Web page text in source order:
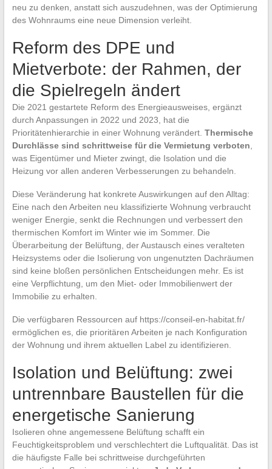
neu zu denken, anstatt sich auszudehnen, was der Optimierung
des Wohnraums eine neue Dimension verleiht.
Reform des DPE und
Mietverbote: der Rahmen, der
die Spielregeln ändert
Die 2021 gestartete Reform des Energieausweises, ergänzt
durch Anpassungen in 2022 und 2023, hat die
Prioritätenhierarchie in einer Wohnung verändert. Thermische
Durchlässe sind schrittweise für die Vermietung verboten
was Eigentümer und Mieter zwingt, die Isolation und die
Heizung vor allen anderen Verbesserungen zu behandeln.
Diese Veränderung hat konkrete Auswirkungen auf den Alltag:
Eine nach den Arbeiten neu klassifizierte Wohnung verbraucht
weniger Energie, senkt die Rechnungen und verbessert den
thermischen Komfort im Winter wie im Sommer. Die
Überarbeitung der Belüftung, der Austausch eines veralteten
Heizsystems oder die Isolierung von ungenutzten Dachräumen
sind keine bloßen persönlichen Entscheidungen mehr. Es ist
eine Verpflichtung, um den Miet- oder Immobilienwert der
Immobilie zu erhalten.
Die verfügbaren Ressourcen auf https://conseil-en-habitat.fr/
ermöglichen es, die prioritären Arbeiten je nach Konfiguration
der Wohnung und ihrem aktuellen Label zu identifizieren.
Isolation und Belüftung: zwei
untrennbare Baustellen für die
energetische Sanierung
Isolieren ohne angemessene Belüftung schafft ein
Feuchtigkeitsproblem und verschlechtert die Luftqualität. Das ist
die häufigste Falle bei schrittweise durchgeführten